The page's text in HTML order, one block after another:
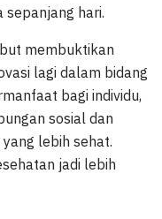
sepanjang hari.
membuktikan
lagi dalam bidang
bagi individu,
sosial dan
lebih sehat.
jadi lebih